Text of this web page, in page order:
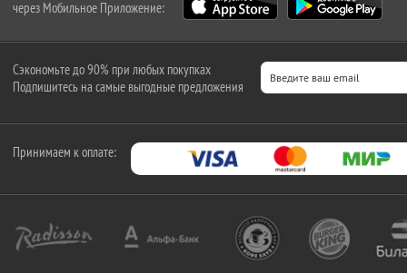
через Мобильное Приложение:
Сэкономьте до 90% при любых покупках
Подпишитесь на самые выгодные предложения
Принимаем к оплате: